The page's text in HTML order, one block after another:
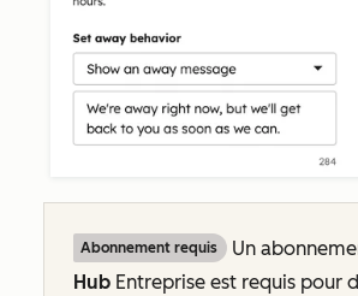
Abonnement requis Un
Hub Entreprise est requis pour